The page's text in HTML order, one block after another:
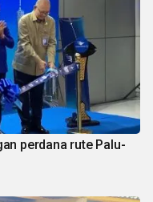
perdana rute Palu-